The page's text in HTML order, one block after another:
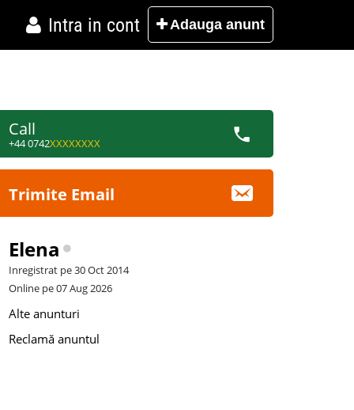
Intra in cont Adauga anunt
Call
+44 0742XXXXXXXX
Trimite Email
Elena
Inregistrat pe 30 Oct 2014
Online pe 07 Aug 2026
Alte anunturi
Reclamă anuntul